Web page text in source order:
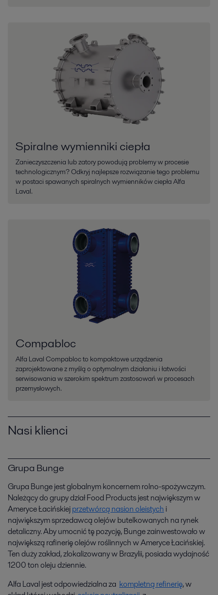
Spiralne wymienniki ciepła
Zanieczyszczenia lub zatory powodują problemy w procesie
technologicznym? Odkryj najlepsze rozwiązanie tego problemu
w postaci spawanych spiralnych wymienników ciepła Alfa
Laval.
Compabloc
Alfa Laval Compabloc to kompaktowe urządzenia
zaprojektowane z myślą o optymalnym działaniu i łatwości
serwisowania w szerokim spektrum zastosowań w procesach
przemysłowych.
Nasi klienci
Grupa Bunge
Grupa Bunge jest globalnym koncernem rolno-spożywczym.
Należący do grupy dział Food Products jest największym w
Ameryce Łacińskiejprzetwórcą nasion oleistych i
największym sprzedawcą olejów butelkowanych na rynek
detaliczny. Aby umocnić tę pozycję, Bunge zainwestowało w
największą rafinerię olejów roślinnych w Ameryce Łacińskiej.
Ten duży zakład, zlokalizowany w Brazylii, posiada wydajność
1200 ton oleju dziennie.
Alfa Laval jest odpowiedzialna za kompletną refinerię, w